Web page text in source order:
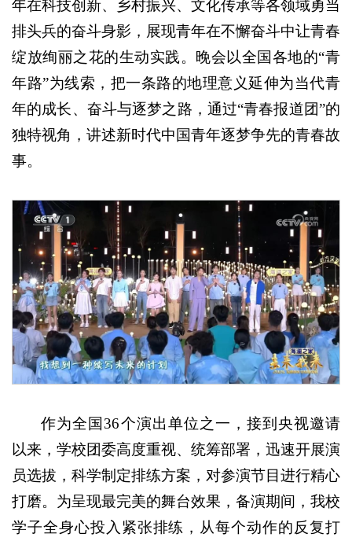
年在科技创新、乡村振兴、文化传承等各领域勇当
排头兵的奋斗身影，展现青年在不懈奋斗中让青春
绽放绚丽之花的生动实践。晚会以全国各地的“青
年路”为线索，把一条路的地理意义延伸为当代青
年的成长、奋斗与逐梦之路，通过“青春报道团”的
独特视角，讲述新时代中国青年逐梦争先的青春故
事。
作为全国36个演出单位之一，接到央视邀请
以来，学校团委高度重视、统筹部署，迅速开展演
员选拔，科学制定排练方案，对参演节目进行精心
打磨。为呈现最完美的舞台效果，备演期间，我校
学子全身心投入紧张排练，从每个动作的反复打